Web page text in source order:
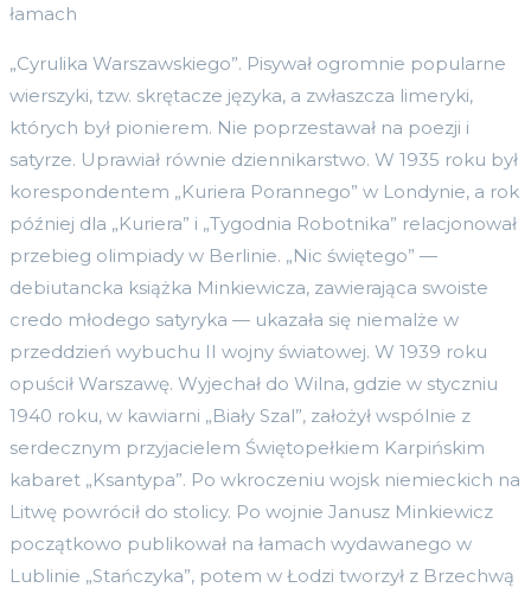
łamach
„Cyrulika Warszawskiego”. Pisywał ogromnie popularne
wierszyki, tzw. skrętacze języka, a zwłaszcza limeryki,
których był pionierem. Nie poprzestawał na poezji i
satyrze. Uprawiał równie dziennikarstwo. W 1935 roku był
korespondentem „Kuriera Porannego” w Londynie, a rok
później dla „Kuriera” i „Tygodnia Robotnika” relacjonował
przebieg olimpiady w Berlinie. „Nic świętego” —
debiutancka książka Minkiewicza, zawierająca swoiste
credo młodego satyryka — ukazała się niemalże w
przeddzień wybuchu II wojny światowej. W 1939 roku
opuścił Warszawę. Wyjechał do Wilna, gdzie w styczniu
1940 roku, w kawiarni „Biały Szal”, założył wspólnie z
serdecznym przyjacielem Świętopełkiem Karpińskim
kabaret „Ksantypa”. Po wkroczeniu wojsk niemieckich na
Litwę powrócił do stolicy. Po wojnie Janusz Minkiewicz
początkowo publikował na łamach wydawanego w
Lublinie „Stańczyka”, potem w Łodzi tworzył z Brzechwą